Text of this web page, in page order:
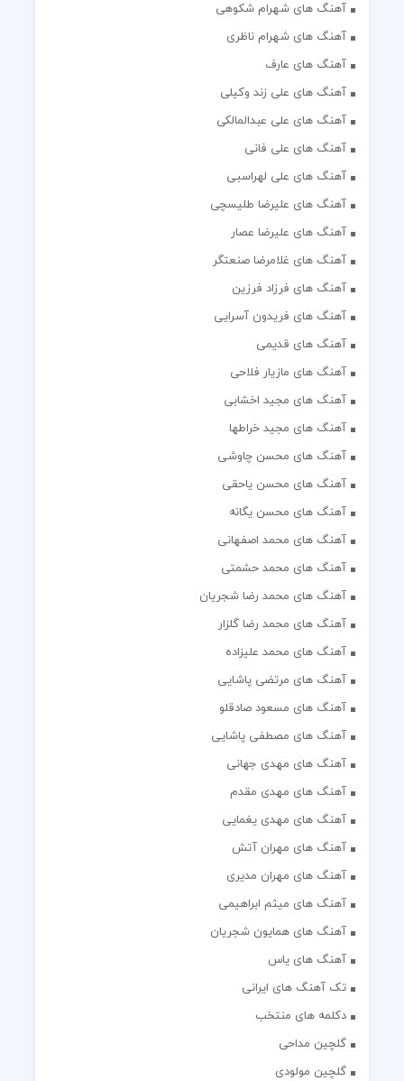
آهنگ های شهرام شکوهی
آهنگ های شهرام ناظری
آهنگ های عارف
آهنگ های علی زند وکیلی
آهنگ های علی عبدالمالکی
آهنگ های علی فانی
آهنگ های علی لهراسبی
آهنگ های علیرضا طلیسچی
آهنگ های علیرضا عصار
آهنگ های غلامرضا صنعتگر
آهنگ های فرزاد فرزین
آهنگ های فریدون آسرایی
آهنگ های قدیمی
آهنگ های مازیار فلاحی
آهنگ های مجید اخشابی
آهنگ های مجید خراطها
آهنگ های محسن چاوشی
آهنگ های محسن یاحقی
آهنگ های محسن یگانه
آهنگ های محمد اصفهانی
آهنگ های محمد حشمتی
آهنگ های محمد رضا شجریان
آهنگ های محمد رضا گلزار
آهنگ های محمد علیزاده
آهنگ های مرتضی پاشایی
آهنگ های مسعود صادقلو
آهنگ های مصطفی پاشایی
آهنگ های مهدی جهانی
آهنگ های مهدی مقدم
آهنگ های مهدی یغمایی
آهنگ های مهران آتش
آهنگ های مهران مدیری
آهنگ های میثم ابراهیمی
آهنگ های همایون شجریان
آهنگ های یاس
تک آهنگ های ایرانی
دکلمه های منتخب
گلچین مداحی
گلچین مولودی